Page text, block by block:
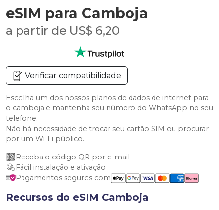
eSIM para Camboja
a partir de US$ 6,20
Verificar compatibilidade
Escolha um dos nossos planos de dados de internet para
o camboja e mantenha seu número do WhatsApp no seu
telefone.
Não há necessidade de trocar seu cartão SIM ou procurar
por um Wi-Fi público.
Receba o código QR por e-mail
Fácil instalação e ativação
Pagamentos seguros com
Recursos do eSIM Camboja